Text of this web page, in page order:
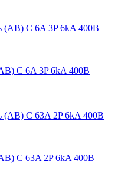
C 6A 3P 6kA 400В
C 63A 2P 6kA 400В